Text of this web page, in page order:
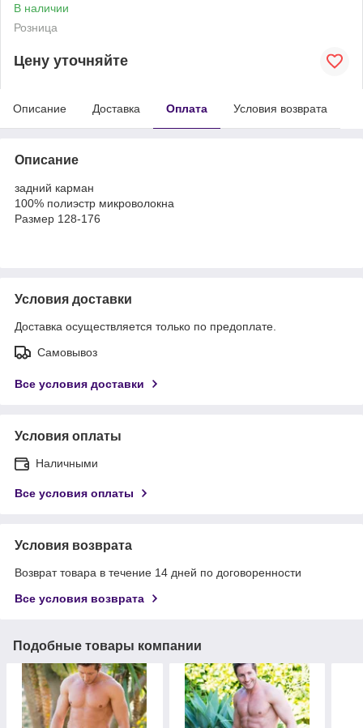
В наличии
Розница
Цену уточняйте
Описание Доставка Оплата Условия возврата
Описание
задний карман
100% полиэстр микроволокна
Размер 128-176
Условия доставки
Доставка осуществляется только по предоплате.
Самовывоз
Все условия доставки
Условия оплаты
Наличными
Все условия оплаты
Условия возврата
Возврат товара в течение 14 дней по договоренности
Все условия возврата
Подобные товары компании